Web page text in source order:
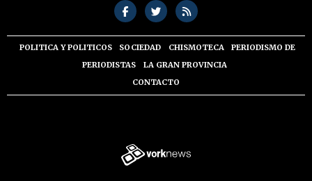
POLITICA Y POLITICOS SOCIEDAD CHISMOTECA
PERIODISMO DE
PERIODISTAS
LA GRAN PROVINCIA
CONTACTO